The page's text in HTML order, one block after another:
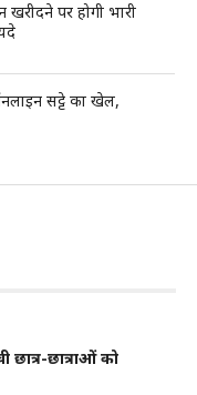
खरीदने पर होगी भारी
सट्टे का खेल,
छात्र-छात्राओं को